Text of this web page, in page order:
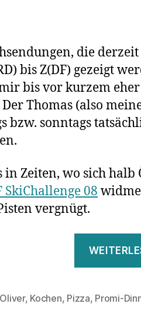
die
bis Z(DF) gezeigt
bis vor kurzem
Thomas (also
bzw. sonntags
in Zeiten, wo sich
SkiChallenge 08
vergnügt.
, Kochen, Pizza, Promi-